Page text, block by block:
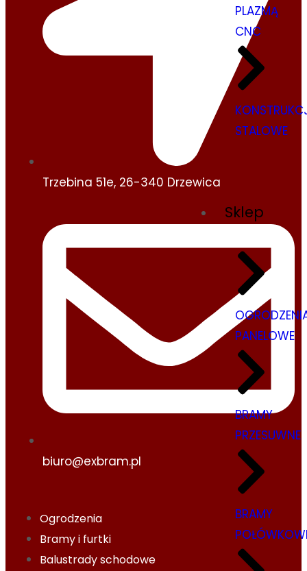
PLAZMĄ
CNC
STALOWE
Sklep
PANELOWE
BRAMY
PRZESUWNE
BRAMY
Trzebina 51e, 26-340 Drzewica
biuro@exbram.pl
Ogrodzenia
Bramy i furtki
Balustrady schodowe